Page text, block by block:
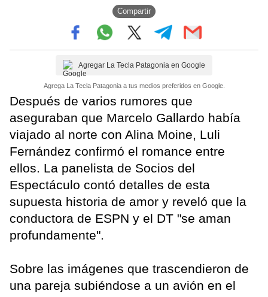
Compartir
Agregar La Tecla Patagonia en Google
Agrega La Tecla Patagonia a tus medios preferidos en Google.
Después de varios rumores que
aseguraban que Marcelo Gallardo había
viajado al norte con Alina Moine, Luli
Fernández confirmó el romance entre
ellos. La panelista de Socios del
Espectáculo contó detalles de esta
supuesta historia de amor y reveló que la
conductora de ESPN y el DT "se aman
profundamente".
Sobre las imágenes que trascendieron de
una pareja subiéndose a un avión en el